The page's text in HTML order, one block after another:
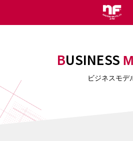
BUSINESS M
ビジネスモデ